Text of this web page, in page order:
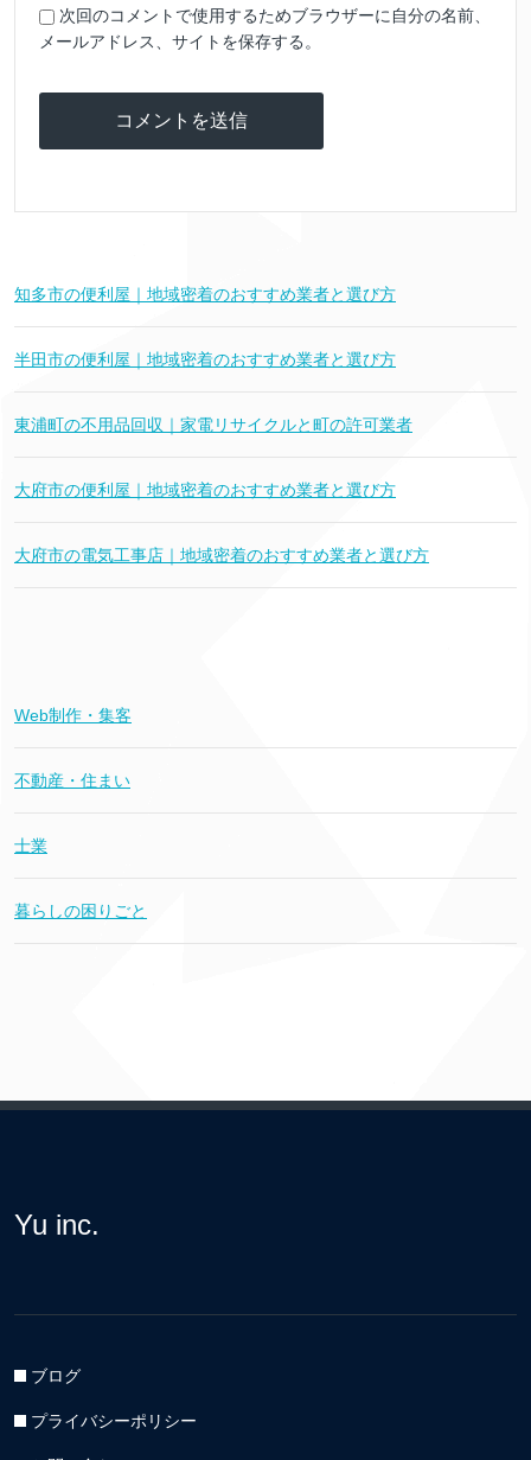
次回のコメントで使用するためブラウザーに自分の名前、
メールアドレス、サイトを保存する。
知多市の便利屋｜地域密着のおすすめ業者と選び方
半田市の便利屋｜地域密着のおすすめ業者と選び方
東浦町の不用品回収｜家電リサイクルと町の許可業者
大府市の便利屋｜地域密着のおすすめ業者と選び方
大府市の電気工事店｜地域密着のおすすめ業者と選び方
Web制作・集客
不動産・住まい
士業
暮らしの困りごと
Yu inc.
ブログ
プライバシーポリシー